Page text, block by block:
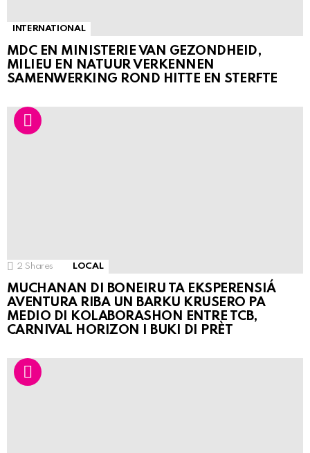
INTERNATIONAL
MDC EN MINISTERIE VAN GEZONDHEID,
MILIEU EN NATUUR VERKENNEN
SAMENWERKING ROND HITTE EN STERFTE
2 Shares LOCAL
MUCHANAN DI BONEIRU TA EKSPERENSIÁ
AVENTURA RIBA UN BARKU KRUSERO PA
MEDIO DI KOLABORASHON ENTRE TCB,
CARNIVAL HORIZON I BUKI DI PRÈT